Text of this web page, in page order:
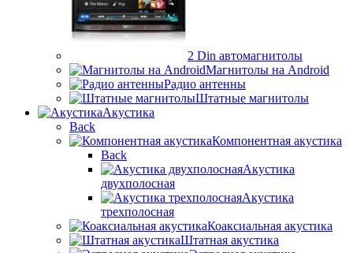
2 Din автомагнитолы
Магнитолы на Android
Радио антенны
Штатные магнитолы
Акустика
Back
Компонентная акустика
Back
Акустика
двухполосная
Акустика
трехполосная
Коаксиальная акустика
Штатная акустика